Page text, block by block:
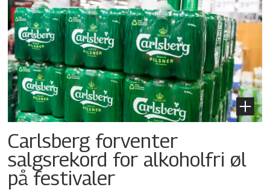
Carlsberg forventer
salgsrekord for alkoholfri øl
på festivaler